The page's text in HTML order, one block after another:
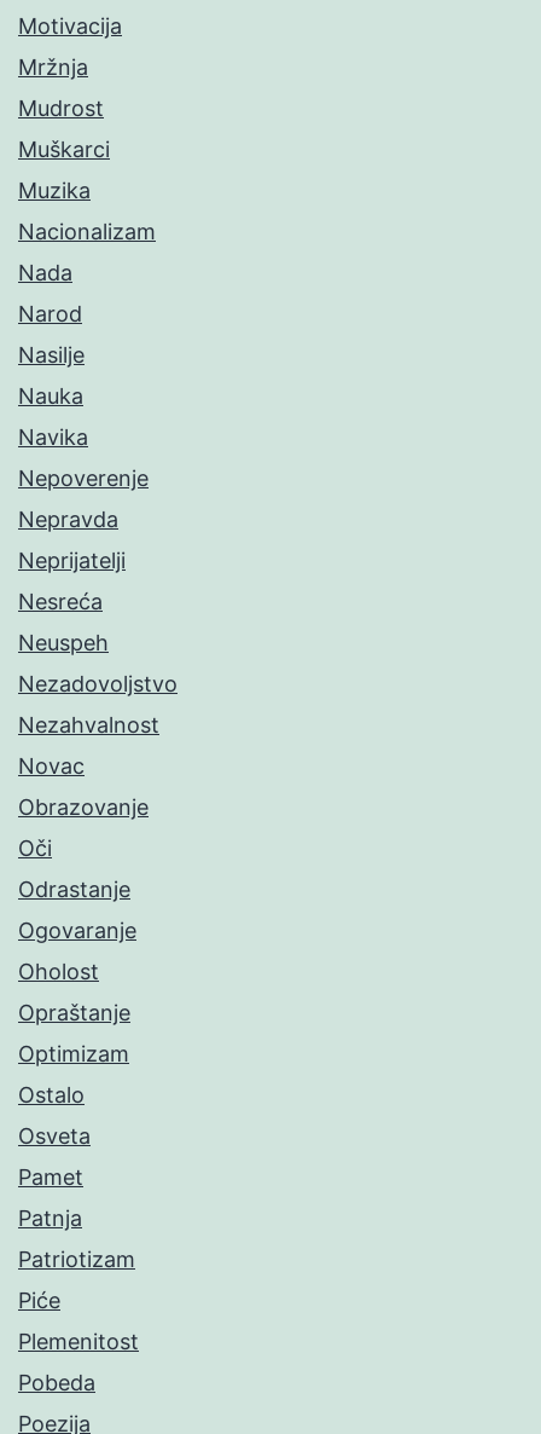
Motivacija
Mržnja
Mudrost
Muškarci
Muzika
Nacionalizam
Nada
Narod
Nasilje
Nauka
Navika
Nepoverenje
Nepravda
Neprijatelji
Nesreća
Neuspeh
Nezadovoljstvo
Nezahvalnost
Novac
Obrazovanje
Oči
Odrastanje
Ogovaranje
Oholost
Opraštanje
Optimizam
Ostalo
Osveta
Pamet
Patnja
Patriotizam
Piće
Plemenitost
Pobeda
Poezija